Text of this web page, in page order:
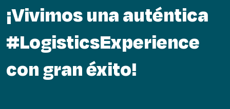
¡Vivimos una auténtica
#LogisticsExperience
con gran éxito!